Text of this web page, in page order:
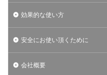
効果的な使い方
安全にお使い頂くために
会社概要